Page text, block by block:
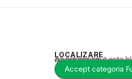
LOCALIZARE
Acest conținut este blocat până când acceptați categoria corespunzătoare de cookie-uri.
Accept categoria